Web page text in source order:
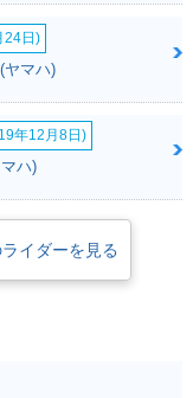
24日)
ヤマハ)
年12月8日)
ハ)
イダーを見る